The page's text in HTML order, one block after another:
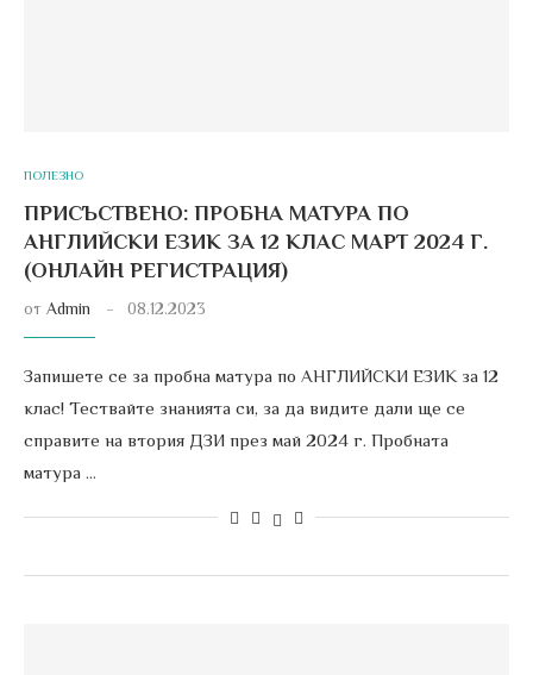
ПОЛЕЗНО
ПРИСЪСТВЕНО: ПРОБНА МАТУРА ПО
АНГЛИЙСКИ ЕЗИК ЗА 12 КЛАС МАРТ 2024 Г.
(ОНЛАЙН РЕГИСТРАЦИЯ)
от Admin 08.12.2023
Запишете се за пробна матура по АНГЛИЙСКИ ЕЗИК за 12
клас! Тествайте знанията си, за да видите дали ще се
справите на втория ДЗИ през май 2024 г. Пробната
матура …